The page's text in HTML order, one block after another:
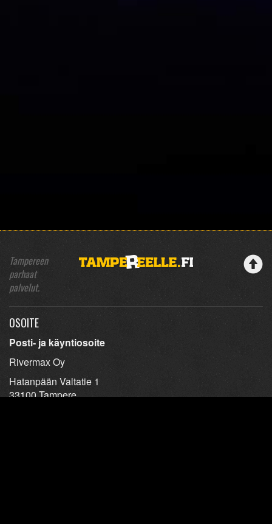
Tampereen
parhaat
palvelut.
OSOITE
Posti- ja käyntiosoite
Rivermax Oy
Hatanpään Valtatie 1
33100 Tampere